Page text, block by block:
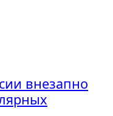
внезапно